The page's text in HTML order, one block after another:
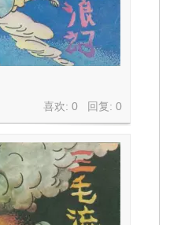
喜欢: 0 回复:0